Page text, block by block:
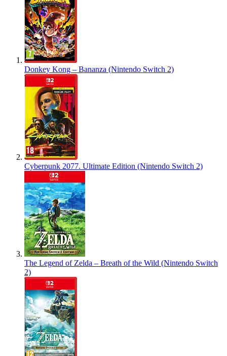
Donkey Kong – Bananza (Nintendo Switch 2)
Cyberpunk 2077. Ultimate Edition (Nintendo Switch 2)
The Legend of Zelda – Breath of the Wild (Nintendo Switch
2)